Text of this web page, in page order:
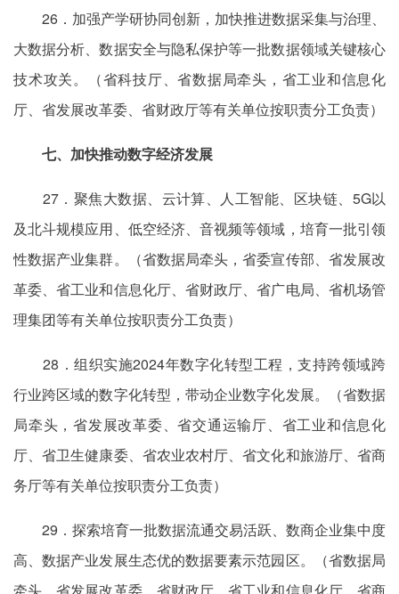
26．加强产学研协同创新，加快推进数据采集与治理、
大数据分析、数据安全与隐私保护等一批数据领域关键核心
技术攻关。（省科技厅、省数据局牵头，省工业和信息化
厅、省发展改革委、省财政厅等有关单位按职责分工负责）
七、加快推动数字经济发展
27．聚焦大数据、云计算、人工智能、区块链、5G以
及北斗规模应用、低空经济、音视频等领域，培育一批引领
性数据产业集群。（省数据局牵头，省委宣传部、省发展改
革委、省工业和信息化厅、省财政厅、省广电局、省机场管
理集团等有关单位按职责分工负责）
28．组织实施2024年数字化转型工程，支持跨领域跨
行业跨区域的数字化转型，带动企业数字化发展。（省数据
局牵头，省发展改革委、省交通运输厅、省工业和信息化
厅、省卫生健康委、省农业农村厅、省文化和旅游厅、省商
务厅等有关单位按职责分工负责）
29．探索培育一批数据流通交易活跃、数商企业集中度
高、数据产业发展生态优的数据要素示范园区。（省数据局
牵头，省发展改革委、省财政厅、省工业和信息化厅、省商